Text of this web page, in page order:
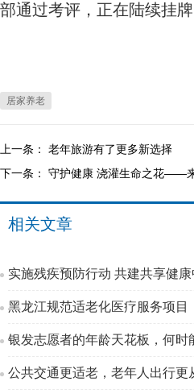
部通过考评，正在陆续挂牌
居家养老
上一条： 老年旅游有了更多新选择
下一条： 守护健康 浇灌生命之花——
相关文章
实施残疾预防行动 共建共享健康
黑龙江规范适老化医疗服务项目
银发志愿者的年龄天花板，何时
公共交通更适老，老年人出行更